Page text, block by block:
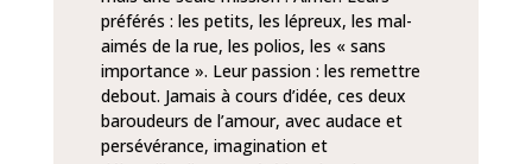
préférés : les petits, les lépreux, les mal-
aimés de la rue, les polios, les « sans
importance ». Leur passion : les remettre
debout. Jamais à cours d’idée, ces deux
baroudeurs de l’amour, avec audace et
persévérance, imagination et